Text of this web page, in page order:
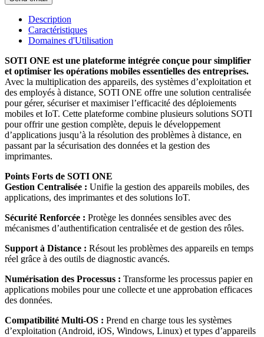
Description
Caractéristiques
Domaines d'Utilisation
SOTI ONE est une plateforme intégrée conçue pour simplifier
et optimiser les opérations mobiles essentielles des entreprises.
Avec la multiplication des appareils, des systèmes d’exploitation et
des employés à distance, SOTI ONE offre une solution centralisée
pour gérer, sécuriser et maximiser l’efficacité des déploiements
mobiles et IoT. Cette plateforme combine plusieurs solutions SOTI
pour offrir une gestion complète, depuis le développement
d’applications jusqu’à la résolution des problèmes à distance, en
passant par la sécurisation des données et la gestion des
imprimantes.
Points Forts de SOTI ONE
Gestion Centralisée : Unifie la gestion des appareils mobiles, des
applications, des imprimantes et des solutions IoT.
Sécurité Renforcée : Protège les données sensibles avec des
mécanismes d’authentification centralisée et de gestion des rôles.
Support à Distance : Résout les problèmes des appareils en temps
réel grâce à des outils de diagnostic avancés.
Numérisation des Processus : Transforme les processus papier en
applications mobiles pour une collecte et une approbation efficaces
des données.
Compatibilité Multi-OS : Prend en charge tous les systèmes
d’exploitation (Android, iOS, Windows, Linux) et types d’appareils